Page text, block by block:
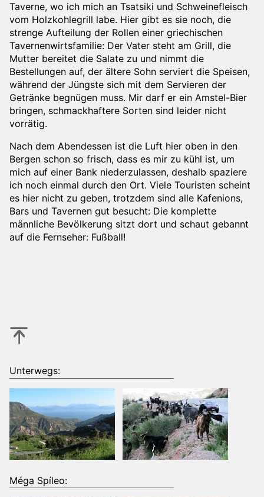
Taverne, wo ich mich an Tsatsiki und Schweinefleisch
vom Holzkohlegrill labe. Hier gibt es sie noch, die
strenge Aufteilung der Rollen einer griechischen
Tavernenwirtsfamilie: Der Vater steht am Grill, die
Mutter bereitet die Salate zu und nimmt die
Bestellungen auf, der ältere Sohn serviert die Speisen,
während der Jüngste sich mit dem Servieren der
Getränke begnügen muss. Mir darf er ein Amstel-Bier
bringen, schmackhaftere Sorten sind leider nicht
vorrätig.
Nach dem Abendessen ist die Luft hier oben in den
Bergen schon so frisch, dass es mir zu kühl ist, um
mich auf einer Bank niederzulassen, deshalb spaziere
ich noch einmal durch den Ort. Viele Touristen scheint
es hier nicht zu geben, trotzdem sind alle Kafenions,
Bars und Tavernen gut besucht: Die komplette
männliche Bevölkerung sitzt dort und schaut gebannt
auf die Fernseher: Fußball!
Unterwegs:
Méga Spíleo: